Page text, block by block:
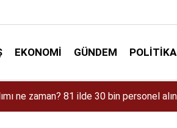
EKONOMI GÜNDEM POLITIKA
Pro Max Özellikleri ve Tahmini Fiyatı